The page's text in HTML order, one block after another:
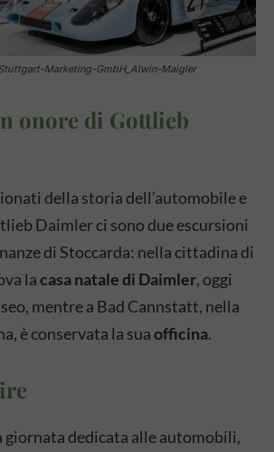
Marketing-GmbH_Alwin-Maigler
onore di Gottlieb
della storia dell’automobile e
Daimler ci sono due escursioni
di Stoccarda: nella cittadina di
lacasa natale di Daimler, oggi
mentre a Bad Cannstatt, nella
è conservata la suaofficina.
giornata dedicata alle automobili,